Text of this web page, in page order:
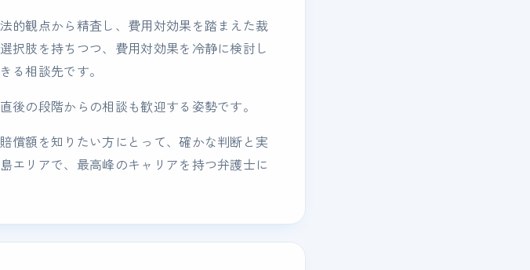
的観点から精査し、費用対効果を踏まえた裁
択肢を持ちつつ、費用対効果を冷静に検討し
る相談先です。
の段階からの相談も歓迎する姿勢です。
償額を知りたい方にとって、確かな判断と実
エリアで、最高峰のキャリアを持つ弁護士に